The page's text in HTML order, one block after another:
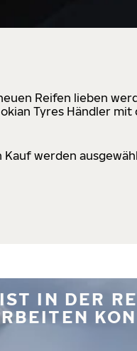
Reifen lieben
Tyres Händler
werden
IN DER